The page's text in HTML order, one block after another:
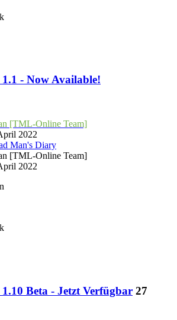
- Now Available!
[TML-Online Team]
2022
Man's Diary
[TML-Online Team]
2022
Beta - Jetzt Verfügbar 27